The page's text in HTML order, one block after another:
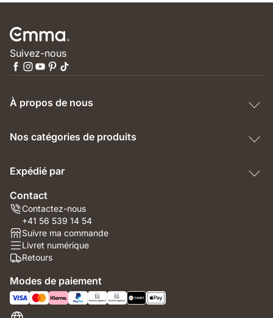
Suivez-nous
À propos de nous
Nos catégories de produits
Expédié par
Contact
Contactez-nous
+41 56 539 14 54
Suivre ma commande
Livret numérique
Retours
Modes de paiement